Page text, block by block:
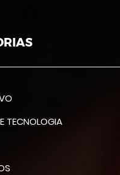
TECNOLOGIA